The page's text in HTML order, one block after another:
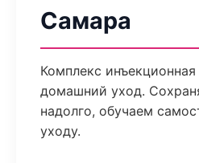
Самара
Комплекс
домашний уход.
надолго, обучаем
уходу.